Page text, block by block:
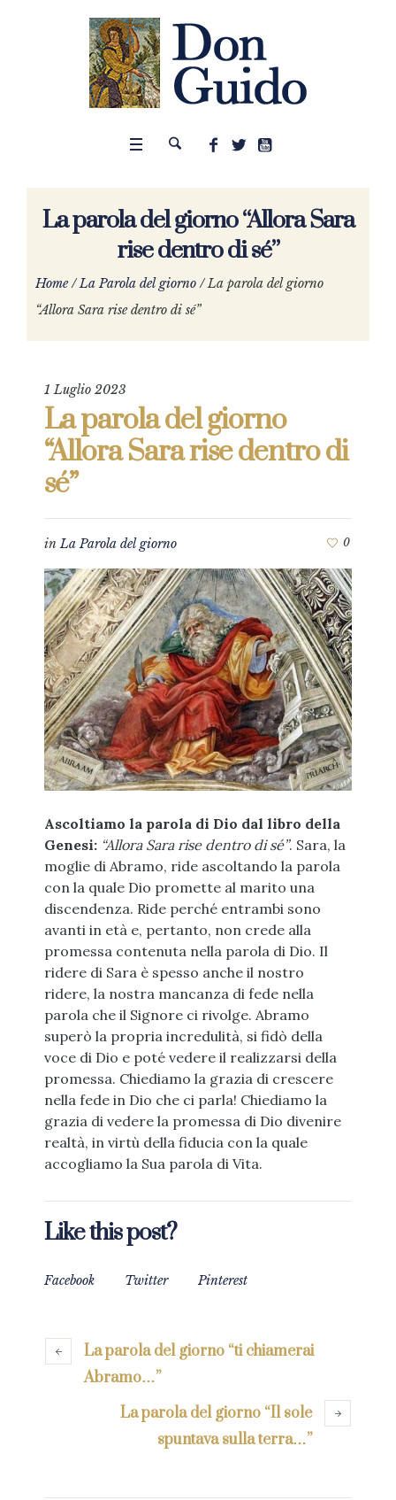
La parola del giorno “Allora Sara
rise dentro di sé”
Home /La Parola del giorno /La parola del giorno
“Allora Sara rise dentro di sé”
1 Luglio 2023
La parola del giorno
“Allora Sara rise dentro di
sé”
inLa Parola del giorno 0
Ascoltiamo la parola di Dio dal libro della
Genesi: “Allora Sara rise dentro di sé”. Sara, la
moglie di Abramo, ride ascoltando la parola
con la quale Dio promette al marito una
discendenza. Ride perché entrambi sono
avanti in età e, pertanto, non crede alla
promessa contenuta nella parola di Dio. Il
ridere di Sara è spesso anche il nostro
ridere, la nostra mancanza di fede nella
parola che il Signore ci rivolge. Abramo
superò la propria incredulità, si fidò della
voce di Dio e poté vedere il realizzarsi della
promessa. Chiediamo la grazia di crescere
nella fede in Dio che ci parla! Chiediamo la
grazia di vedere la promessa di Dio divenire
realtà, in virtù della fiducia con la quale
accogliamo la Sua parola di Vita.
Like this post?
Facebook Twitter Pinterest
La parola del giorno “ti chiamerai
Abramo…”
La parola del giorno “Il sole
spuntava sulla terra…”